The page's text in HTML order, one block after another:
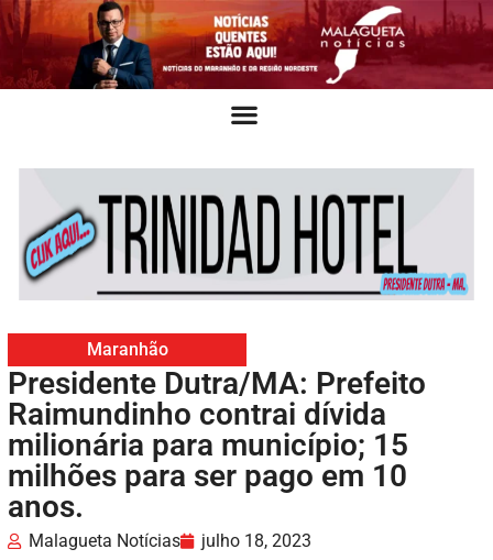
Maranhão
Presidente Dutra/MA: Prefeito
Raimundinho contrai dívida
milionária para município; 15
milhões para ser pago em 10
anos.
Malagueta Notícias julho 18, 2023